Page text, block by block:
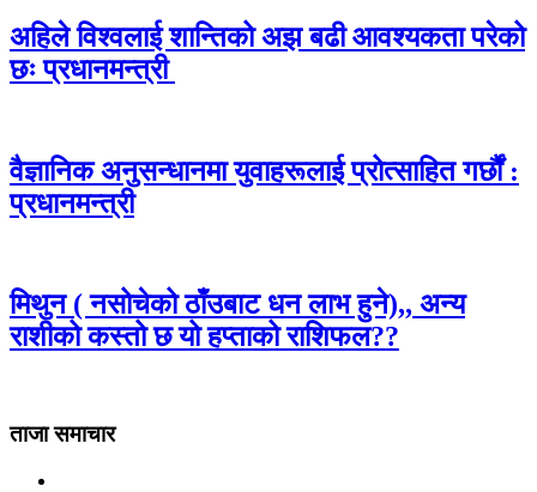
अहिले विश्वलाई शान्तिको अझ बढी आवश्यकता परेको
छः प्रधानमन्त्री
वैज्ञानिक अनुसन्धानमा युवाहरूलाई प्रोत्साहित गर्छौं :
प्रधानमन्त्री
मिथुन ( नसोचेको ठाँउबाट धन लाभ हुने),, अन्य
राशीको कस्तो छ यो हप्ताको राशिफल??
ताजा समाचार